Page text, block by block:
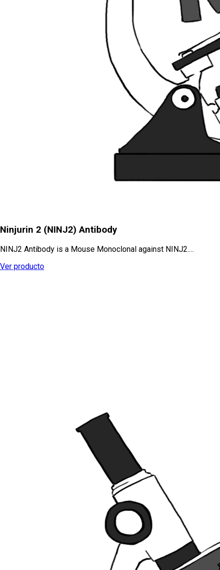
Ninjurin 2 (NINJ2) Antibody
NINJ2 Antibody is a Mouse Monoclonal against NINJ2.…
Ver producto